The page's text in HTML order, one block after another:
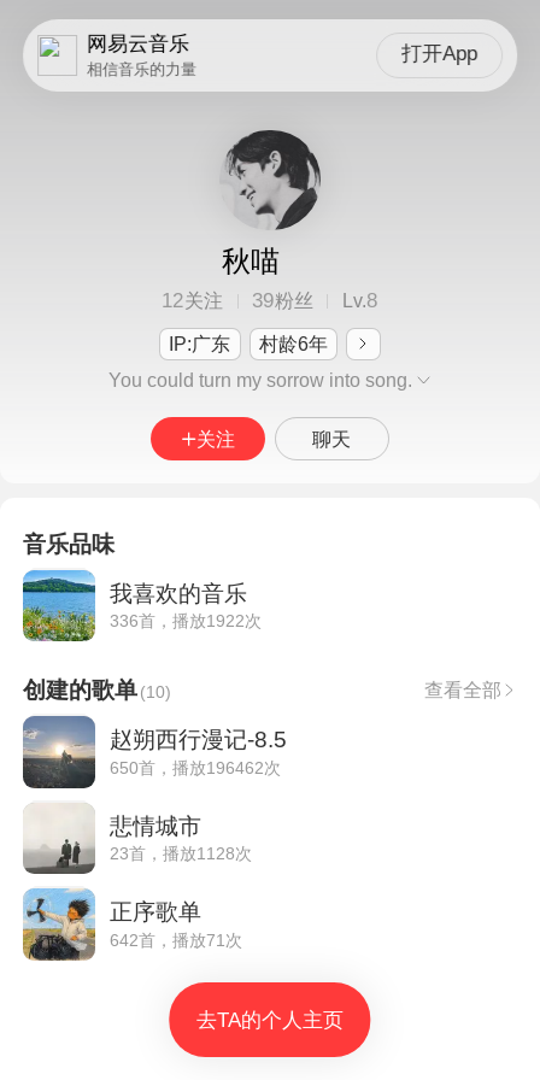
网易云音乐
相信音乐的力量
打开App
秋喵
12关注 39粉丝 Lv.8
IP:广东
村龄6年
You could turn my sorrow into song.
关注 聊天
音乐品味
我喜欢的音乐
336首，播放1922次
创建的歌单(10) 查看全部
赵朔西行漫记-8.5
650首，播放196462次
悲情城市
23首，播放1128次
正序歌单
642首，播放71次
去TA的个人主页